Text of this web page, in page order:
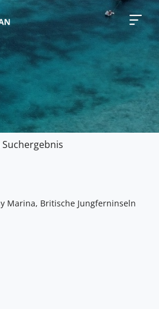
Marina, Britische Jungferninseln